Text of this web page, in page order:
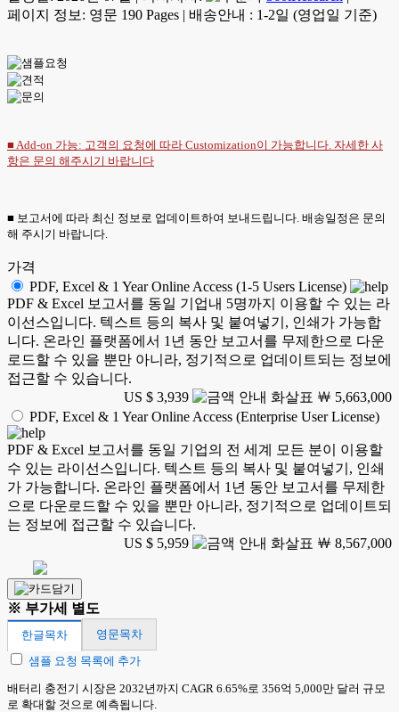
페이지 정보: 영문 190 Pages | 배송안내 : 1-2일 (영업일 기준)
■ Add-on 가능: 고객의 요청에 따라 Customization이 가능합니다. 자세한 사
항은 문의 해주시기 바랍니다
■ 보고서에 따라 최신 정보로 업데이트하여 보내드립니다. 배송일정은 문의
해 주시기 바랍니다.
가격
PDF, Excel & 1 Year Online Access (1-5 Users License)
PDF & Excel 보고서를 동일 기업내 5명까지 이용할 수 있는 라
이선스입니다. 텍스트 등의 복사 및 붙여넣기, 인쇄가 가능합
니다. 온라인 플랫폼에서 1년 동안 보고서를 무제한으로 다운
로드할 수 있을 뿐만 아니라, 정기적으로 업데이트되는 정보에
접근할 수 있습니다.
US $ 3,939
￦ 5,663,000
PDF, Excel & 1 Year Online Access (Enterprise User License)
PDF & Excel 보고서를 동일 기업의 전 세계 모든 분이 이용할
수 있는 라이선스입니다. 텍스트 등의 복사 및 붙여넣기, 인쇄
가 가능합니다. 온라인 플랫폼에서 1년 동안 보고서를 무제한
으로 다운로드할 수 있을 뿐만 아니라, 정기적으로 업데이트되
는 정보에 접근할 수 있습니다.
US $ 5,959
￦ 8,567,000
※ 부가세 별도
한글목차
영문목차
샘플 요청 목록에 추가
배터리 충전기 시장은 2032년까지 CAGR 6.65%로 356억 5,000만 달러 규모
로 확대할 것으로 예측됩니다.